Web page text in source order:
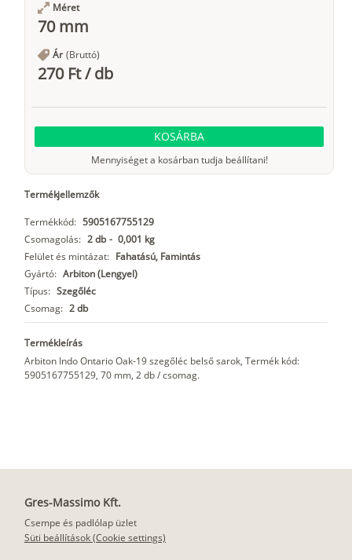
Méret
70 mm
Ár (Bruttó)
270 Ft/db
KOSÁRBA
Mennyiséget a kosárban tudja beállítani!
Termékjellemzők
Termékkód: 5905167755129
Csomagolás: 2 db - 0,001 kg
Felület és mintázat: Fahatású, Famintás
Gyártó: Arbiton (Lengyel)
Típus: Szegőléc
Csomag: 2 db
Termékleírás
Arbiton Indo Ontario Oak-19 szegőléc belső sarok, Termék kód:
5905167755129, 70 mm, 2 db / csomag.
Gres-Massimo Kft.
Csempe és padlólap üzlet
Süti beállítások (Cookie settings)